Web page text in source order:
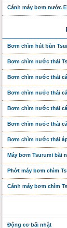
Cánh máy bơm nước
Bơm chìm hút bùn
Bơm chìm nước thải
Bơm chìm nước thải
Bơm chìm nước thải
Bơm chìm nước thải
Bơm chìm nước thải
Bơm chìm nước thải
Máy bơm Tsurumi bãi
Phớt máy bơm chìm
Cánh máy bơm chìm
Động cơ bãi nhật